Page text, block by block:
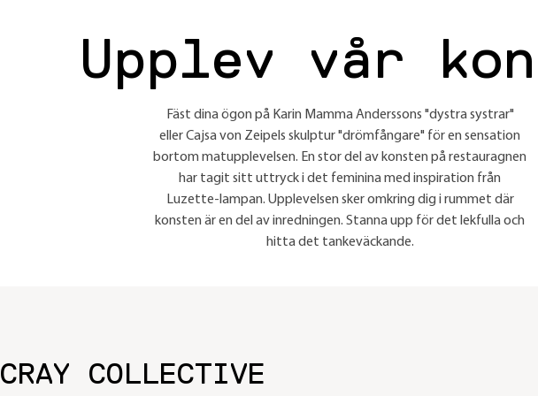
Upplev vår
Fäst dina ögon på Karin Mamma Anderssons "dystra systrar"
eller Cajsa von Zeipels skulptur "drömfångare" för en sensation
bortom matupplevelsen. En stor del av konsten på restauragnen
har tagit sitt uttryck i det feminina med inspiration från
Luzette-lampan. Upplevelsen sker omkring dig i rummet där
konsten är en del av inredningen. Stanna upp för det lekfulla och
hitta det tankeväckande.
CRAY COLLECTIVE